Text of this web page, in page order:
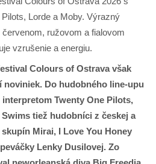
Colours of Ostrava však
noviniek. Do hudobného line-upu
Twenty One Pilots,
tiež hudobníci z českej a
Mirai, I Love You Honey
Lenky Dusilovej. Zo